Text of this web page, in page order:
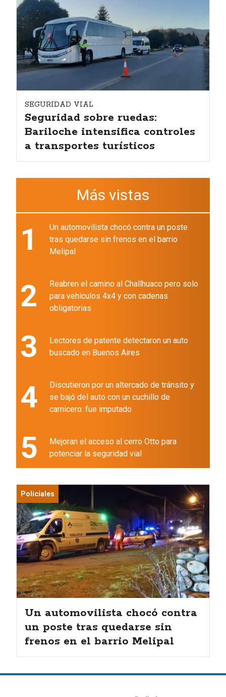
SEGURIDAD VIAL
Seguridad sobre ruedas:
Bariloche intensifica controles
a transportes turísticos
Más vistas
1
Un automovilista chocó contra un poste
tras quedarse sin frenos en el barrio
Melipal
2
Reabren el camino al Challhuaco pero solo
para vehículos 4x4 y con cadenas
obligatorias
3
Lectores de patente detectaron un auto
buscado en Buenos Aires
4
Discutieron por un altercado de tránsito y
se bajó del auto con un cuchillo de
carnicero: fue imputado
5
Mejoran el acceso al cerro Otto para
potenciar la seguridad vial
Policiales
Un automovilista chocó contra
un poste tras quedarse sin
frenos en el barrio Melipal